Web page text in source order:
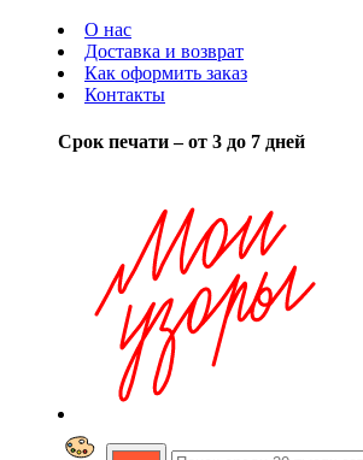
О нас
Доставка и возврат
Как оформить заказ
Контакты
Срок печати – от 3 до 7 дней